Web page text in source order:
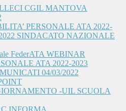
CGIL MANTOVA
PERSONALE ATA 2022-
SINDACATO NAZIONALE
FederATA WEBINAR
ATA 2022-2023
04/03/2022
-UIL SCUOLA